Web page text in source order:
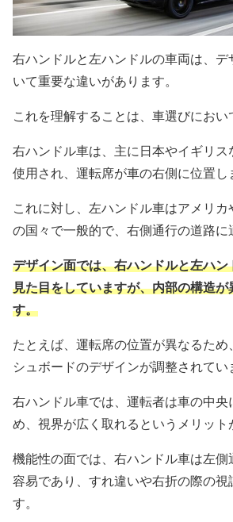
右ハンドルと左ハンドルの車両は、デ
いて重要な違いがあります。
これを理解することは、車選びにおい
右ハンドル車は、主に日本やイギリス
使用され、運転席が車の右側に位置し
これに対し、左ハンドル車はアメリカ
の国々で一般的で、右側通行の道路に
デザイン面では、右ハンドルと左ハン
見た目をしていますが、内部の構造が
す。
たとえば、運転席の位置が異なるため
シュボードのデザインが調整されてい
右ハンドル車では、運転者は車の中央
め、視界が広く取れるというメリット
機能性の面では、右ハンドル車は左側
容易であり、すれ違いや右折の際の視
す。